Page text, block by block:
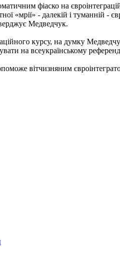
фіаско на
«мрії» - далекій і туманній
Медведчук.
курсу, на думку
на всеукраїнському
вітчизняним